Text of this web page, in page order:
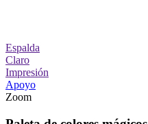
Espalda
Claro
Impresión
Apoyo
Zoom